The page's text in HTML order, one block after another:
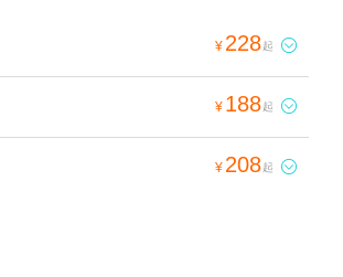
¥ 228起 
¥ 188起 
¥ 208起 